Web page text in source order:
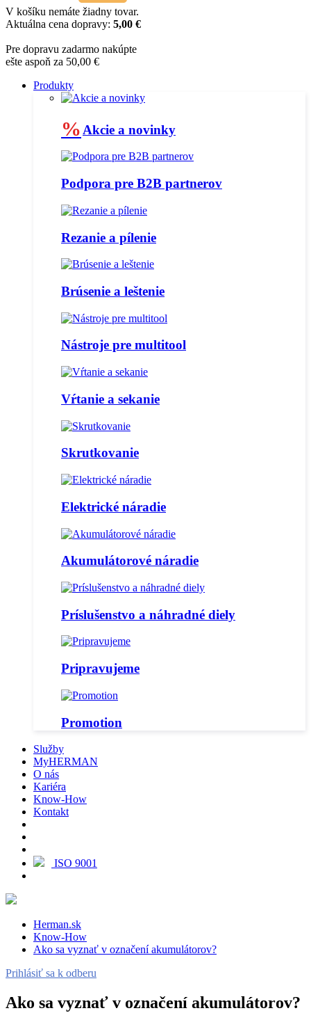
V košíku nemáte žiadny tovar.
Aktuálna cena dopravy: 5,00 €
Pre dopravu zadarmo nakúpte
ešte aspoň za 50,00 €
Produkty
% Akcie a novinky
Podpora pre B2B partnerov
Rezanie a pílenie
Brúsenie a leštenie
Nástroje pre multitool
Vŕtanie a sekanie
Skrutkovanie
Elektrické náradie
Akumulátorové náradie
Príslušenstvo a náhradné diely
Pripravujeme
Promotion
Služby
MyHERMAN
O nás
Kariéra
Know-How
Kontakt
ISO 9001
Herman.sk
Know-How
Ako sa vyznať v označení akumulátorov?
Prihlásiť sa k odberu
Ako sa vyznať v označení akumulátorov?